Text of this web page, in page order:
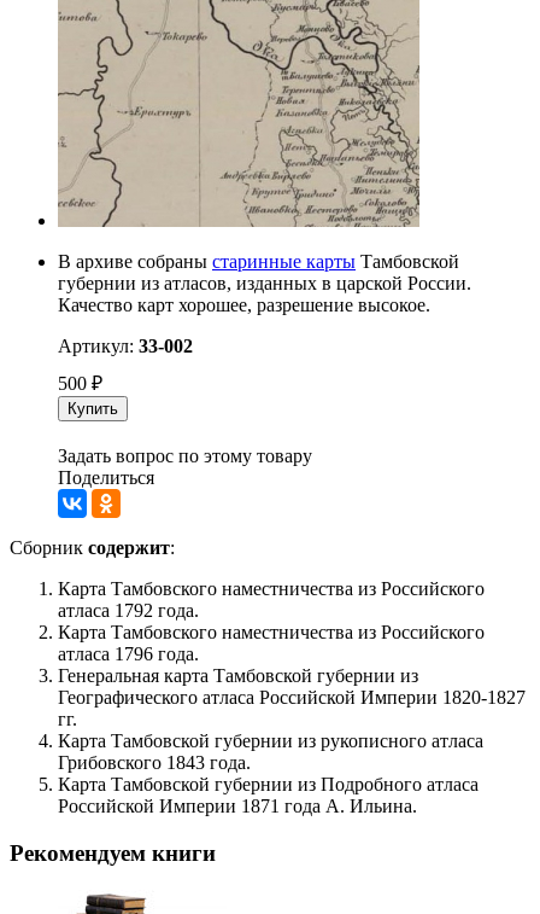
В архиве собраны старинные карты Тамбовской
губернии из атласов, изданных в царской России.
Качество карт хорошее, разрешение высокое.
Артикул: 33-002
500 ₽
Купить
Задать вопрос по этому товару
Поделиться
Сборник содержит:
Карта Тамбовского наместничества из Российского
атласа 1792 года.
Карта Тамбовского наместничества из Российского
атласа 1796 года.
Генеральная карта Тамбовской губернии из
Географического атласа Российской Империи 1820-1827
гг.
Карта Тамбовской губернии из рукописного атласа
Грибовского 1843 года.
Карта Тамбовской губернии из Подробного атласа
Российской Империи 1871 года А. Ильина.
Рекомендуем книги